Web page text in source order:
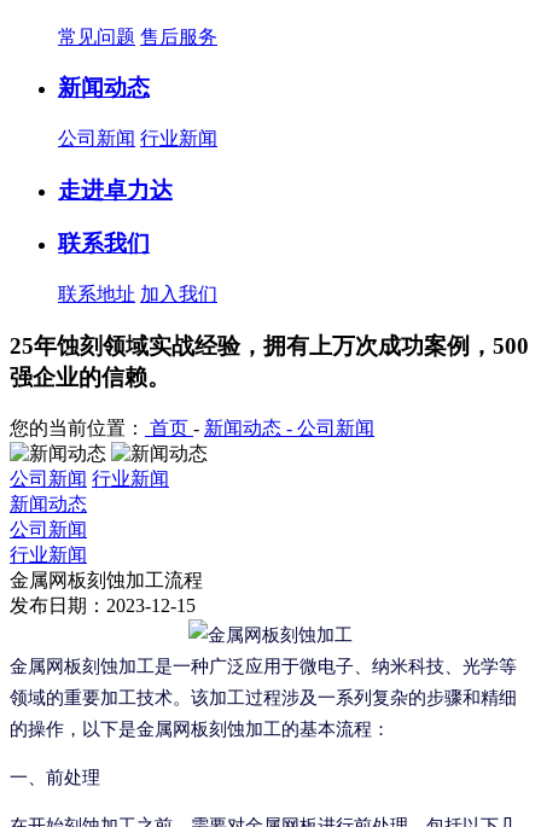
常见问题 售后服务
新闻动态
公司新闻 行业新闻
走进卓力达
联系我们
联系地址 加入我们
25年蚀刻领域实战经验，拥有上万次成功案例，500
强企业的信赖。
您的当前位置： 首页 - 新闻动态 - 公司新闻
公司新闻 行业新闻
新闻动态
公司新闻
行业新闻
金属网板刻蚀加工流程
发布日期：2023-12-15
金属网板刻蚀加工是一种广泛应用于微电子、纳米科技、光学等
领域的重要加工技术。该加工过程涉及一系列复杂的步骤和精细
的操作，以下是金属网板刻蚀加工的基本流程：
一、前处理